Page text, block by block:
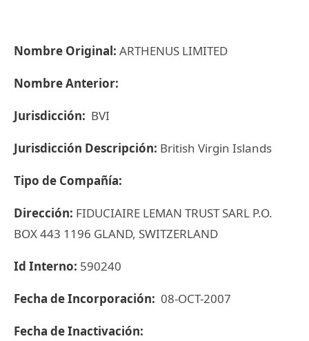
Nombre Original: ARTHENUS LIMITED
Nombre Anterior:
Jurisdicción: BVI
Jurisdicción Descripción: British Virgin Islands
Tipo de Compañía:
Dirección: FIDUCIAIRE LEMAN TRUST SARL P.O.
BOX 443 1196 GLAND, SWITZERLAND
Id Interno: 590240
Fecha de Incorporación: 08-OCT-2007
Fecha de Inactivación: